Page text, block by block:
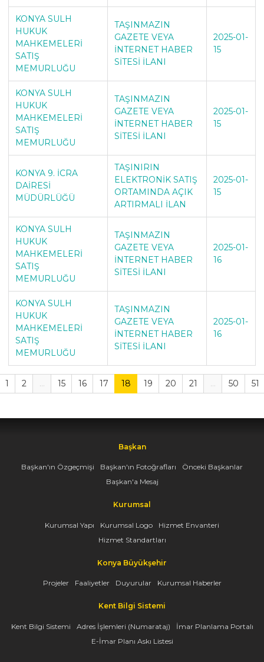
KONYA SULH
HUKUK
MAHKEMELERİ
SATIŞ
MEMURLUĞU
TAŞINMAZIN
GAZETE VEYA
İNTERNET HABER
SİTESİ İLANI
2025-01-
15
KONYA SULH
HUKUK
MAHKEMELERİ
SATIŞ
MEMURLUĞU
TAŞINMAZIN
GAZETE VEYA
İNTERNET HABER
SİTESİ İLANI
2025-01-
15
KONYA 9. İCRA
DAİRESİ
MÜDÜRLÜĞÜ
TAŞINIRIN
ELEKTRONİK SATIŞ
ORTAMINDA AÇIK
ARTIRMALI İLAN
2025-01-
15
KONYA SULH
HUKUK
MAHKEMELERİ
SATIŞ
MEMURLUĞU
TAŞINMAZIN
GAZETE VEYA
İNTERNET HABER
SİTESİ İLANI
2025-01-
16
KONYA SULH
HUKUK
MAHKEMELERİ
SATIŞ
MEMURLUĞU
TAŞINMAZIN
GAZETE VEYA
İNTERNET HABER
SİTESİ İLANI
2025-01-
16
1 2 ... 15 16 17 18 19 20 21 ... 50 51
Başkan
Başkan'ın Özgeçmişi Başkan'ın Fotoğrafları
Önceki Başkanlar
Başkan'a Mesaj
Kurumsal
Kurumsal Yapı Kurumsal Logo
Hizmet Envanteri
Hizmet Standartları
Konya Büyükşehir
Projeler Faaliyetler Duyurular Kurumsal Haberler
Kent Bilgi Sistemi
Kent Bilgi Sistemi Adres İşlemleri (Numarataj)
İmar Planlama Portalı
E-İmar Planı Askı Listesi